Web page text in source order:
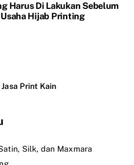
Harus Di Lakukan Sebelum
Hijab Printing
Print Kain
Silk, dan Maxmara